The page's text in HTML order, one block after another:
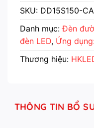
SKU: DD15S150-
Danh mục:Đèn
đèn LED, Ứng
Thương hiệu:
THÔNG TIN BỔ